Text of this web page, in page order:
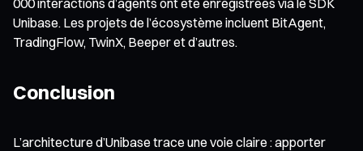
Unibase. Les projets de l’écosystème incluent BitAgent,
TradingFlow, TwinX, Beeper et d’autres.
Conclusion
L’architecture d’Unibase trace une voie claire : apporter